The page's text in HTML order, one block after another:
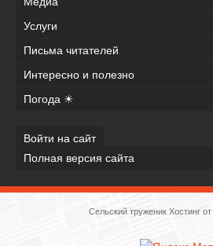
Услуги
Письма читателей
Интересно и полезно
Погода ☀
Войти на сайт
Полная версия сайта
Сельский труженик Хостинг от